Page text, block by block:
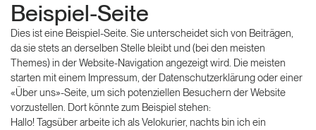
Beispiel-Seite
Dies ist eine Beispiel-Seite. Sie unterscheidet sich von Beiträgen,
da sie stets an derselben Stelle bleibt und (bei den meisten
Themes) in der Website-Navigation angezeigt wird. Die meisten
starten mit einem Impressum, der Datenschutzerklärung oder einer
«Über uns»-Seite, um sich potenziellen Besuchern der Website
vorzustellen. Dort könnte zum Beispiel stehen:
Hallo! Tagsüber arbeite ich als Velokurier, nachts bin ich ein